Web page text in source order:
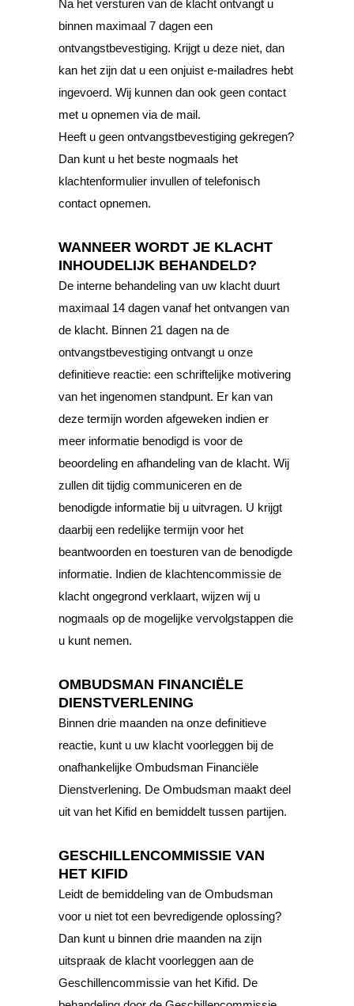
Na het versturen van de klacht ontvangt u
binnen maximaal 7 dagen een
ontvangstbevestiging. Krijgt u deze niet, dan
kan het zijn dat u een onjuist e-mailadres hebt
ingevoerd. Wij kunnen dan ook geen contact
met u opnemen via de mail.
Heeft u geen ontvangstbevestiging gekregen?
Dan kunt u het beste nogmaals het
klachtenformulier invullen of telefonisch
contact opnemen.
WANNEER WORDT JE KLACHT
INHOUDELIJK BEHANDELD?
De interne behandeling van uw klacht duurt
maximaal 14 dagen vanaf het ontvangen van
de klacht. Binnen 21 dagen na de
ontvangstbevestiging ontvangt u onze
definitieve reactie: een schriftelijke motivering
van het ingenomen standpunt. Er kan van
deze termijn worden afgeweken indien er
meer informatie benodigd is voor de
beoordeling en afhandeling van de klacht. Wij
zullen dit tijdig communiceren en de
benodigde informatie bij u uitvragen. U krijgt
daarbij een redelijke termijn voor het
beantwoorden en toesturen van de benodigde
informatie. Indien de klachtencommissie de
klacht ongegrond verklaart, wijzen wij u
nogmaals op de mogelijke vervolgstappen die
u kunt nemen.
OMBUDSMAN FINANCIËLE
DIENSTVERLENING
Binnen drie maanden na onze definitieve
reactie, kunt u uw klacht voorleggen bij de
onafhankelijke Ombudsman Financiële
Dienstverlening. De Ombudsman maakt deel
uit van het Kifid en bemiddelt tussen partijen.
GESCHILLENCOMMISSIE VAN
HET KIFID
Leidt de bemiddeling van de Ombudsman
voor u niet tot een bevredigende oplossing?
Dan kunt u binnen drie maanden na zijn
uitspraak de klacht voorleggen aan de
Geschillencommissie van het Kifid. De